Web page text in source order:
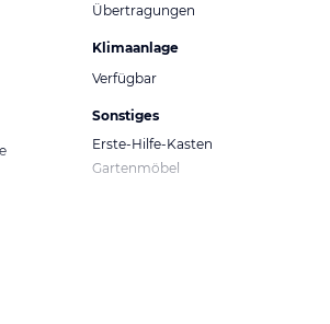
Übertragungen
Klimaanlage
Verfügbar
Sonstiges
Erste-Hilfe-Kasten
Gartenmöbel